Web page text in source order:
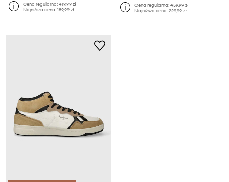
Cena regularna:419,99 zł
Najniższa cena:189,99 zł
Cena regularna:459,99 zł
Najniższa cena:229,99 zł